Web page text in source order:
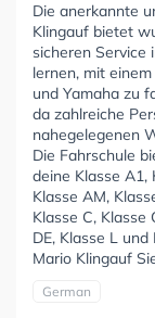
Die anerkannte
Klingauf bietet
sicheren
lernen, mit
und Yamaha zu
da zahlreiche
nahegelegenen
Die Fahrschule
deine Klasse A1,
Klasse AM,
Klasse C, Klasse
DE, Klasse L
Mario Klingauf
German